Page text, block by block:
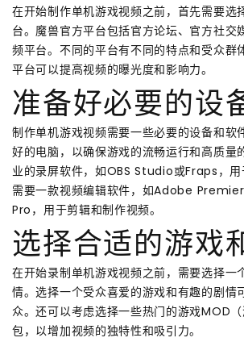
在开始制作单机游戏视频之前，首先需要选
台。魔兽官方平台包括官方论坛、官方社交
频平台。不同的平台有不同的特点和受众群
平台可以提高视频的曝光度和影响力。
准备好必要的设
制作单机游戏视频需要一些必要的设备和软
好的电脑，以确保游戏的流畅运行和高质量
业的录屏软件，如OBS Studio或Fraps，用
需要一款视频编辑软件，如Adobe
Pro，用于剪辑和制作视频。
选择合适的游戏
在开始录制单机游戏视频之前，需要选择一
情。选择一个受众喜爱的游戏和有趣的剧情
众。还可以考虑选择一些热门的游戏MOD
包，以增加视频的独特性和吸引力。